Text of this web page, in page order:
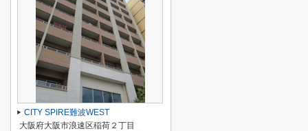
CITY SPIRE難波WEST
大阪府大阪市浪速区稲荷２丁目